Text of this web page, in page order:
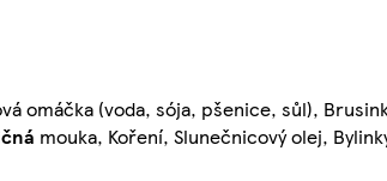
omáčka (voda, sója, pšenice, sůl),
mouka, Koření, Slunečnicový olej,